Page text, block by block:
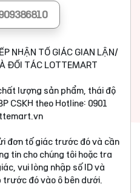
NHẬN TỐ GIÁC GIAN LẬN/
ĐỐI TÁC LOTTEMART
lượng sản phẩm, thái độ
CSKH theo Hotline: 0901
đơn tố giác trước đó và cần
tin cho chúng tôi hoặc tra
vui lòng nhập số ID và
đó vào ô bên dưới.